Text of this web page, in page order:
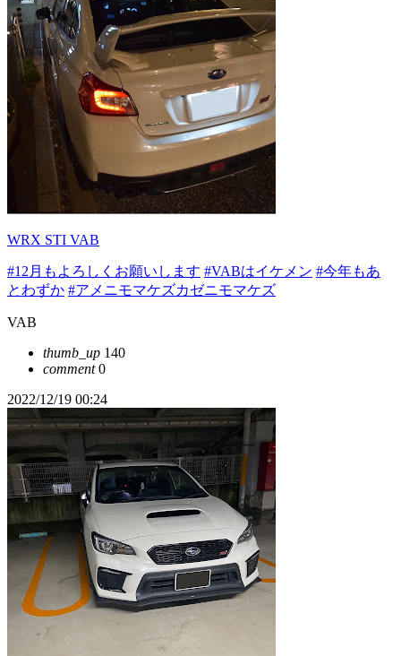
WRX STI VAB
#12月もよろしくお願いします #VABはイケメン #今年もあ
とわずか #アメニモマケズカゼニモマケズ
VAB
thumb_up 140
comment0
2022/12/19 00:24